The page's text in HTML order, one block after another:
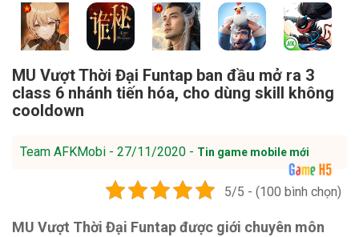
MU Vượt Thời Đại Funtap ban đầu mở ra 3
class 6 nhánh tiến hóa, cho dùng skill không
cooldown
Team AFKMobi - 27/11/2020 - Tin game mobile mới
5/5 - (100 bình chọn)
MU Vượt Thời Đại Funtap được giới chuyên môn